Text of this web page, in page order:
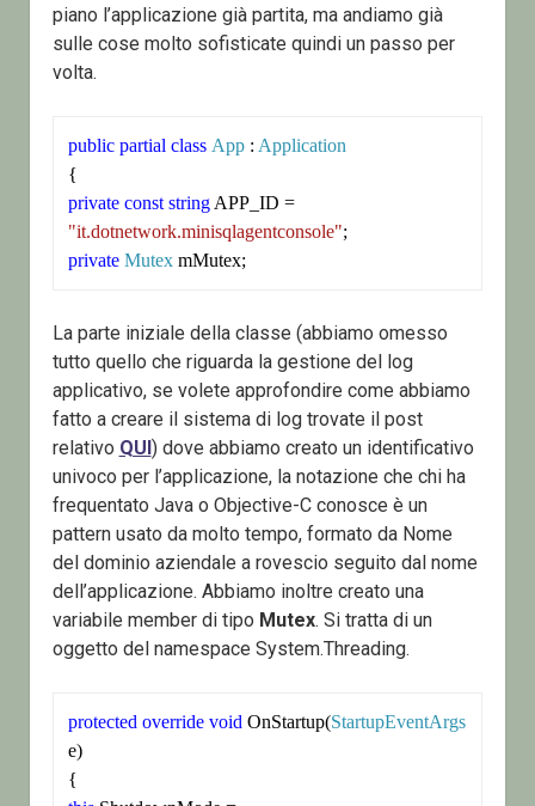
piano l’applicazione già partita, ma andiamo già
sulle cose molto sofisticate quindi un passo per
volta.
public partial class App : Application
private const string
APP_ID =
"it.dotnetwork.minisqlagentconsole" ;
private Mutex mMutex;
La parte iniziale della classe (abbiamo omesso
tutto quello che riguarda la gestione del log
applicativo, se volete approfondire come abbiamo
fatto a creare il sistema di log trovate il post
relativo QUI ) dove abbiamo creato un identificativo
univoco per l’applicazione, la notazione che chi ha
frequentato Java o Objective-C conosce è un
pattern usato da molto tempo, formato da Nome
del dominio aziendale a rovescio seguito dal nome
dell’applicazione. Abbiamo inoltre creato una
variabile member di tipo Mutex. Si tratta di un
oggetto del namespace System.Threading.
protected override void OnStartup(StartupEventArgs
e)